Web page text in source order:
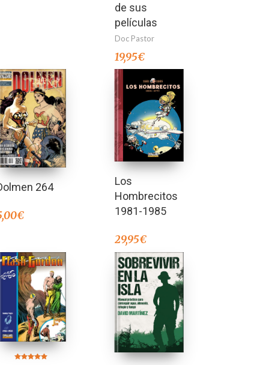
de sus
películas
Doc Pastor
19,95€
264
€
Los
Hombrecitos
1981-1985
29,95€